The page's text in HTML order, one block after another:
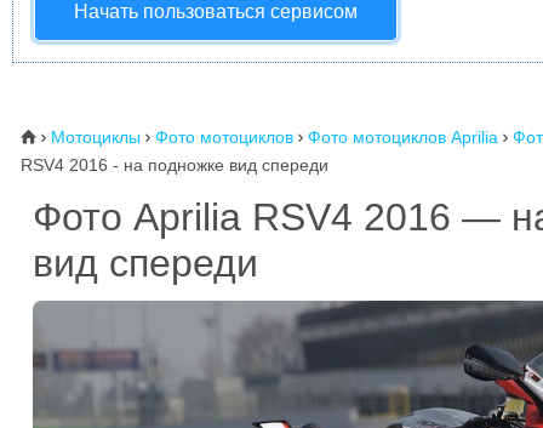
Начать пользоваться сервисом
⌂  Мотоциклы  Фото мотоциклов  Фото мотоциклов Aprilia 
RSV4 2016 - на подножке вид спереди
Фото Aprilia RSV4 2016 —
вид спереди